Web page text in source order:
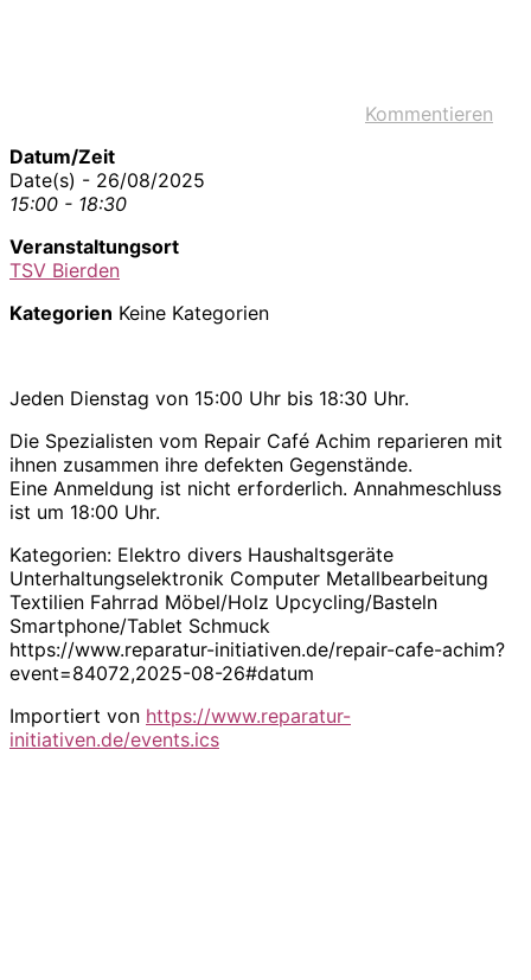
Kommentieren
Datum/Zeit
Date(s) - 26/08/2025
15:00 - 18:30
Veranstaltungsort
TSV Bierden
Kategorien Keine Kategorien
Jeden Dienstag von 15:00 Uhr bis 18:30 Uhr.
Die Spezialisten vom Repair Café Achim reparieren mit
ihnen zusammen ihre defekten Gegenstände.
Eine Anmeldung ist nicht erforderlich. Annahmeschluss
ist um 18:00 Uhr.
Kategorien: Elektro divers Haushaltsgeräte
Unterhaltungselektronik Computer Metallbearbeitung
Textilien Fahrrad Möbel/Holz Upcycling/Basteln
Smartphone/Tablet Schmuck
https://www.reparatur-initiativen.de/repair-cafe-achim?
event=84072,2025-08-26#datum
Importiert von https://www.reparatur-
initiativen.de/events.ics